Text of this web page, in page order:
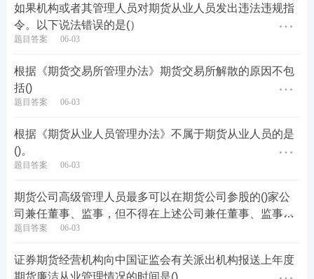
如果机构或者其管理人员对期货从业人员发出违法违规指
令。以下说法错误的是(）
题目答案 06-03
根据《期货交易所管理办法》期货交易所解散的原因不包
括()
题目答案 06-03
根据《期货从业人员管理办法》不属于期货从业人员的是
()。
题目答案 06-03
期货公司高级管理人员最多可以在期货公司参股的()家公
司兼任董事、监事，但不得在上述公司兼任董事、监事之
外的职务，不得在其他营利性机构兼职或者从事其他经营
题目答案 06-03
证券期货经营机构向中国证监会有关派出机构报送上年度